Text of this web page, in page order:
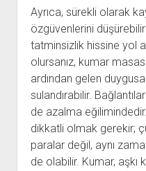
Ayrıca, sürekli olarak
özgüvenlerini
tatminsizlik hissine yol
olursanız, kumar
ardından gelen
sulandırabilir.
de azalma eğilimindedir.
dikkatli olmak gerekir;
paralar değil, aynı
de olabilir. Kumar,